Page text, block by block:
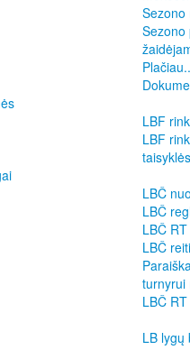
Sezono
Sezono
LBF
LBF
taisyklės
LBČ
LBČ
LBČ
LBČ
turnyrui
LBČ
LB lygų